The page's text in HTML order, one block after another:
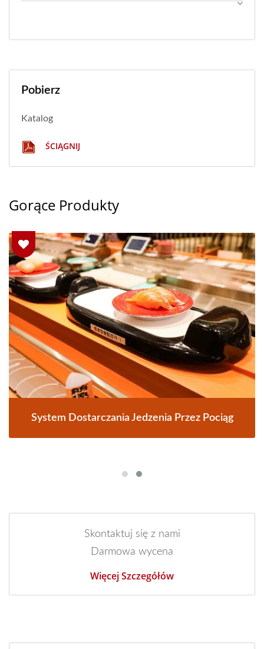
Pobierz
Katalog
ŚCIĄGNIJ
Gorące Produkty
System Dostarczania Jedzenia Przez Pociąg
Skontaktuj się z nami
Darmowa wycena
Więcej Szczegółów